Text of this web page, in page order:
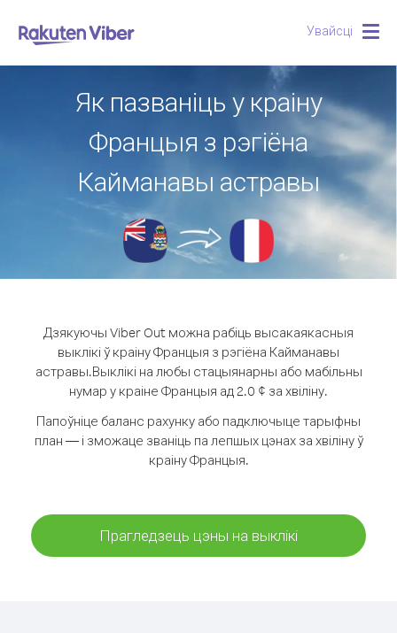
Увайсці
Як пазваніць у краіну
Францыя з рэгіёна
Кайманавы астравы
Дзякуючы Viber Out можна рабіць высакаякасныя
выклікі ў краіну Францыя з рэгіёна Кайманавы
астравы.Выклікі на любы стацыянарны або мабільны
нумар у краіне Францыя ад 2.0 ¢ за хвіліну.
Папоўніце баланс рахунку або падключыце тарыфны
план — і зможаце званіць па лепшых цэнах за хвіліну ў
краіну Францыя.
Прагледзець цэны на выклікі